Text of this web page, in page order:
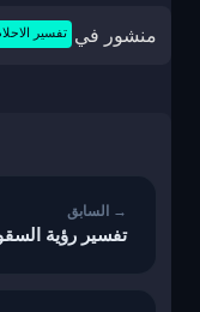
منشور في تفسير
تفسير رؤية